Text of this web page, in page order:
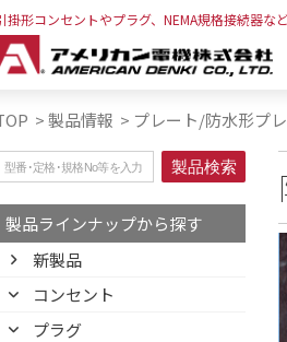
掛形コンセントやプラグ、NEMA規格接続器な
>製品情報 > プレート/防水形プ
製品ラインナップから探す
新製品
コンセント
プラグ